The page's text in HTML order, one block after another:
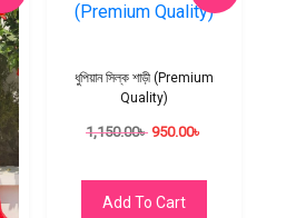
ধুপিয়ান সিল্ক শাড়ী (Premium
Quality)
1,150.00৳ 950.00৳
Add To Cart